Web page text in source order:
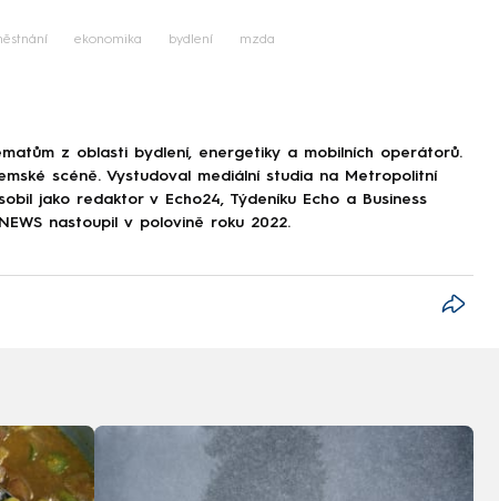
ekonomika bydlení mzda
z oblasti bydlení, energetiky a mobilních operátorů.
scéně. Vystudoval mediální studia na Metropolitní
jako redaktor v Echo24, Týdeníku Echo a Business
nastoupil v polovině roku 2022.